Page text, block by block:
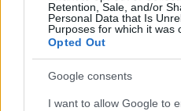
Retention, Sale, and/or
Personal Data that Is
Purposes for which it was
Opted Out
Google consents
I want to allow Google to
συνεργάτης, ενισχύοντας
δημιουργώντας νέες
όλους».